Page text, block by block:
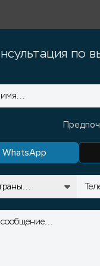
по
WhatsApp